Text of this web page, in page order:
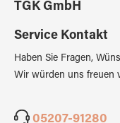
TGK GmbH
Service Kontakt
Haben Sie Fragen,
Wir würden uns freuen
05207-91280